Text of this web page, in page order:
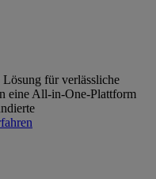
für verlässliche
eine All-in-One-Plattform